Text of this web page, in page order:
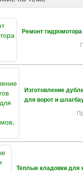
Ремонт
Изготовление
для ворот и
Теплые кладовки для